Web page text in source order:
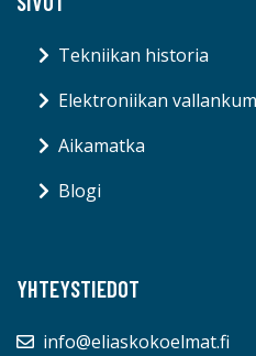
Tekniikan historia
Elektroniikan
Aikamatka
Blogi
YHTEYSTIEDOT
info@eliaskokoelmat.fi